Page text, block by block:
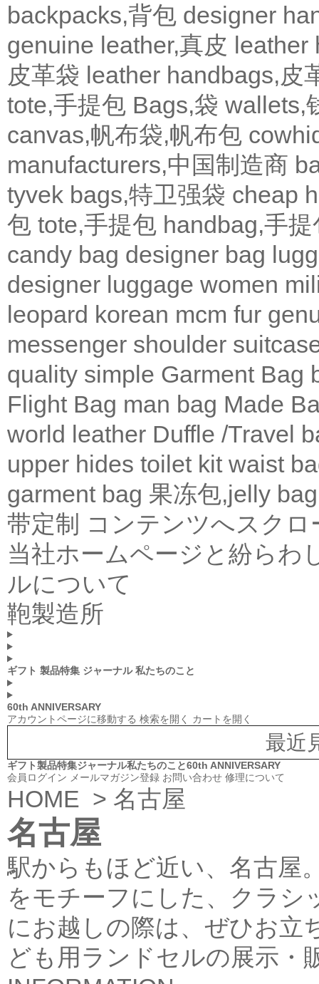
backpacks,背包 designer
genuine leather,真皮 leather
皮革袋 leather handbags,皮
tote,手提包 Bags,袋 wallets,
canvas,帆布袋,帆布包
manufacturers,中国制造商
tyvek bags,特卫强袋 cheap
包 tote,手提包 handbag,手提
candy bag designer bag
designer luggage women
leopard korean mcm fur
messenger shoulder
quality simple Garment Bag
Flight Bag man bag Made
world leather Duffle /Travel
upper hides toilet kit waist
garment bag 果冻包,jelly bag
带定制
コンテンツへスクロ
当社ホームページと紛らわ
ルについて
鞄製造所
ギフト 製品特集 ジャーナル 私たちのこと
60th ANNIVERSARY
アカウントページに移動する 検索を開く カートを開く
最近
ギフト製品特集ジャーナル私たちのこと60th ANNIVERSARY
会員ログイン メールマガジン登録 お問い合わせ 修理について
HOME > 名古屋
名古屋
駅からもほど近い、名古屋
をモチーフにした、クラシ
にお越しの際は、ぜひお
ども用ランドセルの展示・